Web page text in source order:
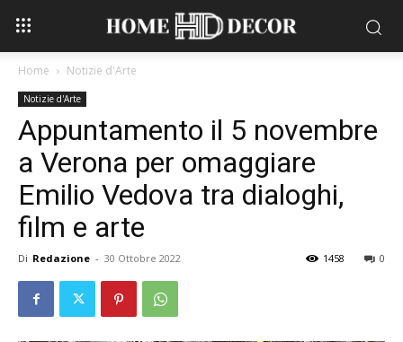
Home Notizie d'Arte
Notizie d'Arte
Appuntamento il 5 novembre
a Verona per omaggiare
Emilio Vedova tra dialoghi,
film e arte
Di Redazione - 30 Ottobre 2022 0
1458